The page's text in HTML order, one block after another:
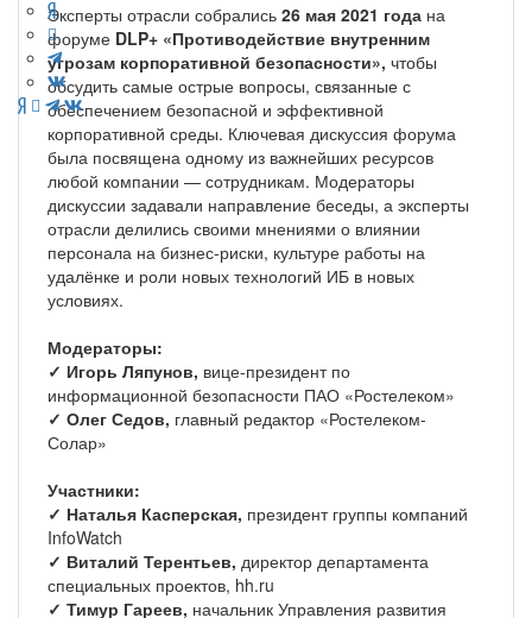
Эксперты отрасли собрались 26 мая 2021 года на
форуме DLP+ «Противодействие внутренним
угрозам корпоративной безопасности», чтобы
обсудить самые острые вопросы, связанные с
обеспечением безопасной и эффективной
корпоративной среды. Ключевая дискуссия форума
была посвящена одному из важнейших ресурсов
любой компании — сотрудникам. Модераторы
дискуссии задавали направление беседы, а эксперты
отрасли делились своими мнениями о влиянии
персонала на бизнес-риски, культуре работы на
удалёнке и роли новых технологий ИБ в новых
условиях.
Модераторы:
✓ Игорь Ляпунов, вице-президент по
информационной безопасности ПАО «Ростелеком»
✓ Олег Седов, главный редактор «Ростелеком-
Солар»
Участники:
✓ Наталья Касперская, президент группы компаний
InfoWatch
✓ Виталий Терентьев, директор департамента
специальных проектов, hh.ru
✓ Тимур Гареев, начальник Управления развития